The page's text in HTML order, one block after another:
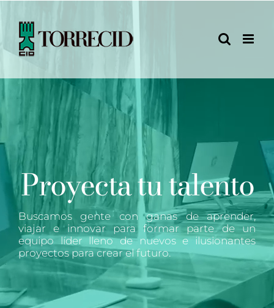
contenido
Proyecta tu talento
Buscamos gente con ganas de aprender,
viajar e innovar para formar parte de un
equipo líder lleno de nuevos e ilusionantes
proyectos para crear el futuro.